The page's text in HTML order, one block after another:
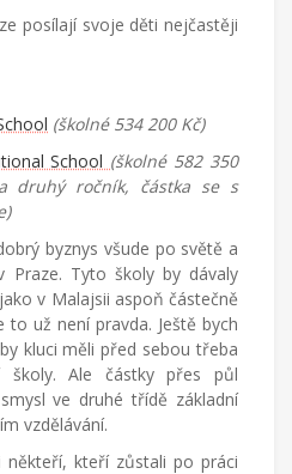
posílají svoje děti nejčastěji
(školné 534 200 Kč)
School (školné 582 350
druhý ročník, částka se s
byznys všude po světě a
Tyto školy by dávaly
v Malajsii aspoň částečně
to už není pravda. Ještě bych
kluci měli před sebou třeba
školy. Ale částky přes půl
ve druhé třídě základní
vzdělávání.
někteří, kteří zůstali po práci